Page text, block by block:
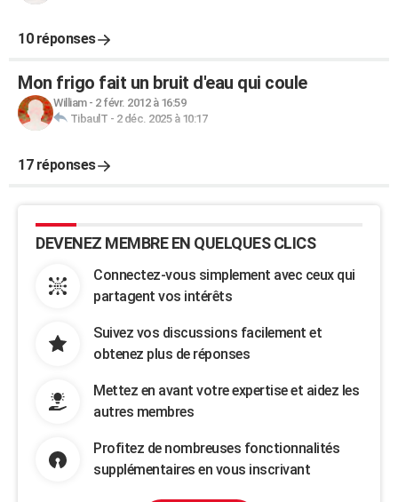
10 réponses
Mon frigo fait un bruit d'eau qui coule
William- 2 févr. 2012 à 16:59
TibaulT - 2 déc. 2025 à 10:17
17 réponses
DEVENEZ MEMBRE EN QUELQUES CLICS
Connectez-vous simplement avec ceux qui
partagent vos intérêts
Suivez vos discussions facilement et
obtenez plus de réponses
Mettez en avant votre expertise et aidez les
autres membres
Profitez de nombreuses fonctionnalités
supplémentaires en vous inscrivant